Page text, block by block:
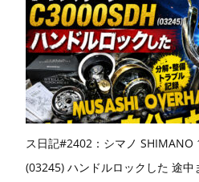
ス日記#2402：シマノ SHIMANO
(03245) ハンドルロックした 途